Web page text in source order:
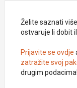
Želite saznati
ostvaruje li dobit
Prijavite se ovdje
zatražite svoj
drugim podacima!